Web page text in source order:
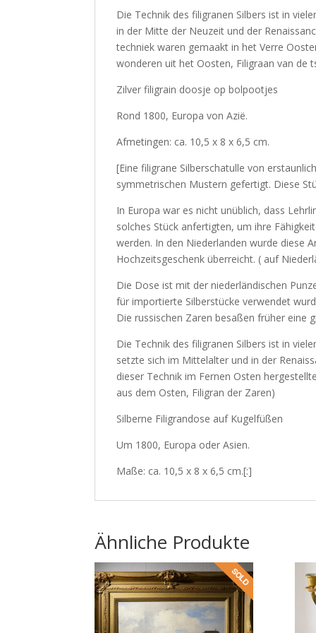
Die Technik des filigranen Silbers ist in
in der Mitte der Neuzeit und der
techniek waren gemaakt in het Verre
wonderen uit het Oosten, Filigraan van de
Zilver filigrain doosje op bolpootjes
Rond 1800, Europa von Azië.
Afmetingen: ca. 10,5 x 8 x 6,5 cm.
[Eine filigrane Silberschatulle von
symmetrischen Mustern gefertigt. Diese
In Europa war es nicht unüblich, dass
solches Stück anfertigten, um ihre
werden. In den Niederlanden wurde diese
Hochzeitsgeschenk überreicht. ( auf
Die Dose ist mit der niederländischen
für importierte Silberstücke verwendet
Die russischen Zaren besaßen früher eine
Die Technik des filigranen Silbers ist in
setzte sich im Mittelalter und in der
dieser Technik im Fernen Osten
aus dem Osten, Filigran der Zaren)
Silberne Filigrandose auf Kugelfüßen
Um 1800, Europa oder Asien.
Maße: ca. 10,5 x 8 x 6,5 cm.[:]
Ähnliche Produkte